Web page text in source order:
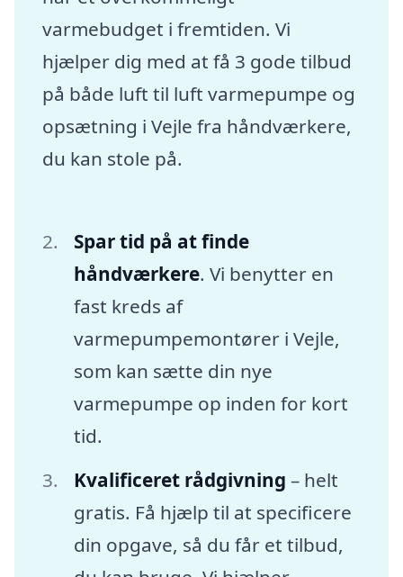
varmebudget i fremtiden. Vi
hjælper dig med at få 3 gode tilbud
på både luft til luft varmepumpe og
opsætning i Vejle fra håndværkere,
du kan stole på.
Spar tid på at finde
håndværkere. Vi benytter en
fast kreds af
varmepumpemontører i Vejle,
som kan sætte din nye
varmepumpe op inden for kort
tid.
Kvalificeret rådgivning – helt
gratis. Få hjælp til at specificere
din opgave, så du får et tilbud,